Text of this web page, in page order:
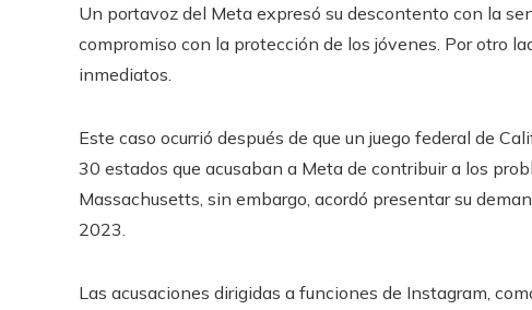
Un portavoz del Meta expresó su descontento con la
compromiso con la protección de los jóvenes. Por otro
inmediatos.
Este caso ocurrió después de que un juego federal de
30 estados que acusaban a Meta de contribuir a los
Massachusetts, sin embargo, acordó presentar su
2023.
Las acusaciones dirigidas a funciones de Instagram,